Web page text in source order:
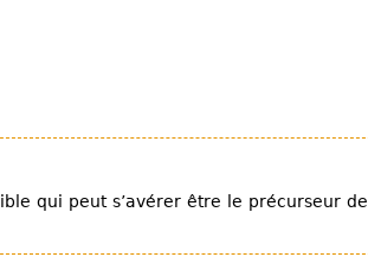
qui peut s’avérer être le précurseur de